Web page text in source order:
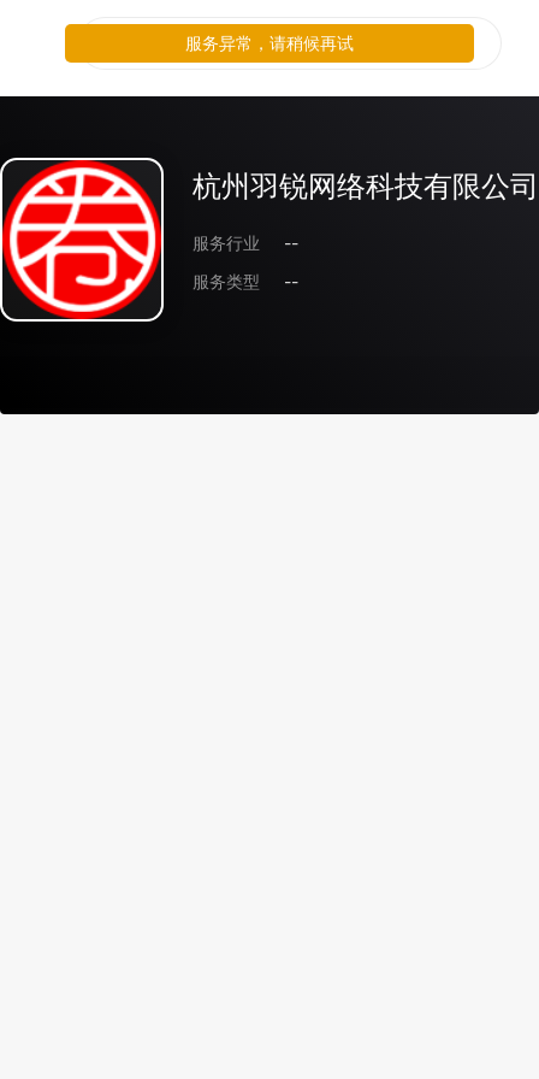
杭州羽锐网络科技有限公司
服务行业
--
服务类型
--
服务异常，请稍候再试